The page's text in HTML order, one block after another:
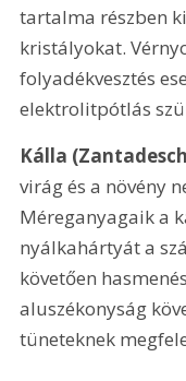
tartalma részben
kristályokat.
folyadékvesztés
elektrolitpótlás
Kálla
virág és a növény
Méreganyagaik a
nyálkahártyát a
követően
aluszékonyság
tüneteknek